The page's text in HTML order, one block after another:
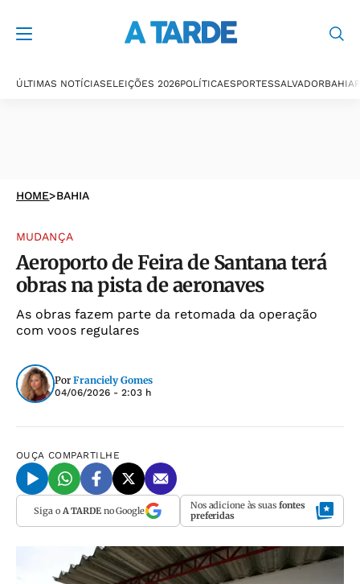
ÚLTIMAS NOTÍCIASELEIÇÕES 2026POLÍTICAESPORTESSALVADORBAHIA
HOME>BAHIA
MUDANÇA
Aeroporto de Feira de Santana terá
obras na pista de aeronaves
As obras fazem parte da retomada da operação
com voos regulares
Por Franciely Gomes
04/06/2026 - 2:03 h
OUÇA COMPARTILHE
Siga o A TARDEno Google Nos adicione às suas fontes
preferidas